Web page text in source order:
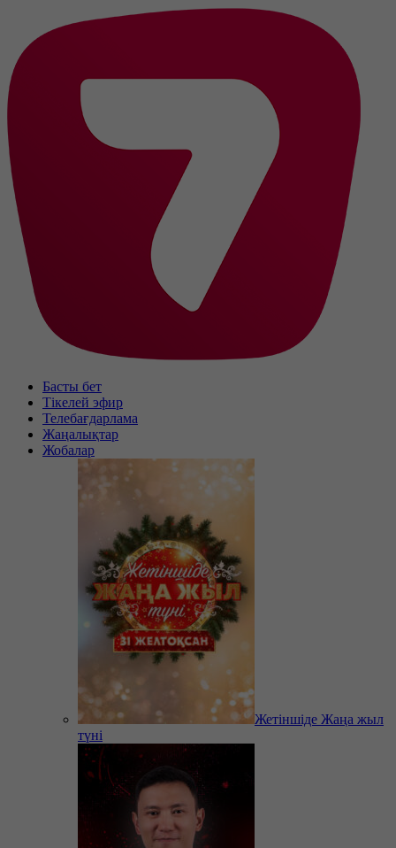
Басты бет
Тікелей эфир
Телебағдарлама
Жаңалықтар
Жобалар
Жетіншіде Жаңа жыл
түні